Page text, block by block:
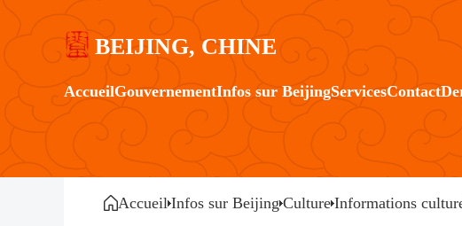
BEIJING, CHINE
AccueilGouvernementInfos sur BeijingServicesContact
Accueil Infos sur Beijing Culture Informations